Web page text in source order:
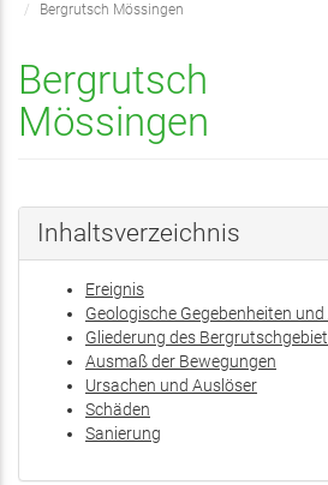
Bergrutsch Mössingen
Bergrutsch
Mössingen
Inhaltsverzeichnis
Ereignis
Geologische Gegebenheiten
Gliederung des
Ausmaß der Bewegungen
Ursachen und Auslöser
Schäden
Sanierung